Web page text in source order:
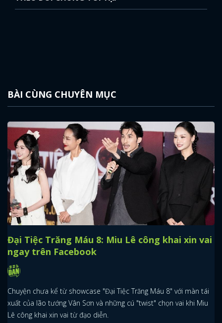
BÀI CÙNG CHUYÊN MỤC
Đại Tiệc Trăng Máu 8: Miu Lê công khai xin vai
ngay trên Facebook
Chuyện chưa kể từ showcase "Đại Tiệc Trăng Máu 8" với màn tái
xuất của lão tướng Vân Sơn và những cú "twist" chọn vai khi Miu
Lê công khai xin vai từ đạo diễn.